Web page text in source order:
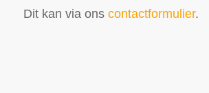
Dit kan via ons contactformulier.